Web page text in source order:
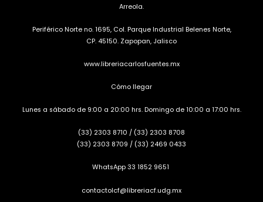
Arreola.
Periférico Norte no. 1695, Col. Parque Industrial Belenes Norte,
CP. 45150. Zapopan, Jalisco
www.libreriacarlosfuentes.mx
Cómo llegar
Lunes a sábado de 9:00 a 20:00 hrs. Domingo de 10:00 a 17:00 hrs.
(33) 2303 8710 / (33) 2303 8708
(33) 2303 8709 / (33) 2469 0433
WhatsApp 33 1852 9651
contactolcf@libreriacf.udg.mx